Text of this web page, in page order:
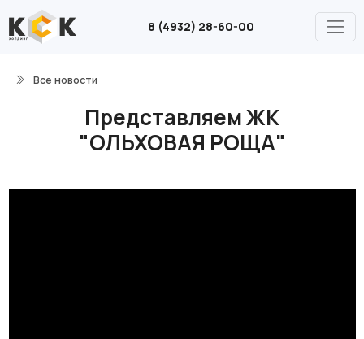
8 (4932) 28-60-00
Все новости
Представляем ЖК
"ОЛЬХОВАЯ РОЩА"